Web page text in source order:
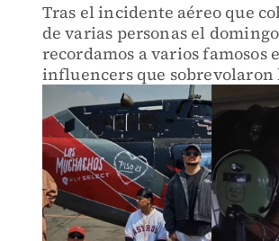
Tras el incidente aéreo que
de varias personas el
recordamos a varios famosos e
influencers que sobrevolaron
de México con la misma
helicóptero que cayó en